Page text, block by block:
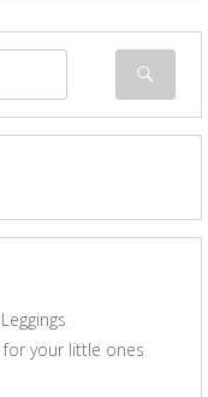
for your little ones